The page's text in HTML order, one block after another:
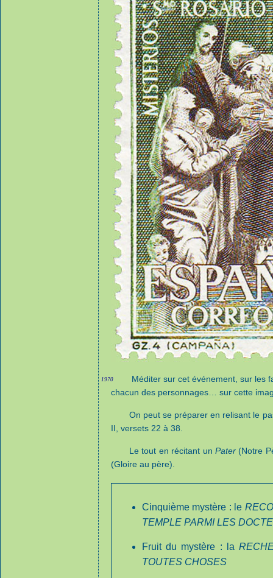
1970
Méditer sur cet événement, sur les
chacun des personnages… sur cette
On peut se préparer en relisant le
II, versets 22 à 38.
Le tout en récitant un Pater(Notre
(Gloire au père).
Cinquième mystère : le
TEMPLE PARMI LES
Fruit du mystère : la
TOUTES CHOSES